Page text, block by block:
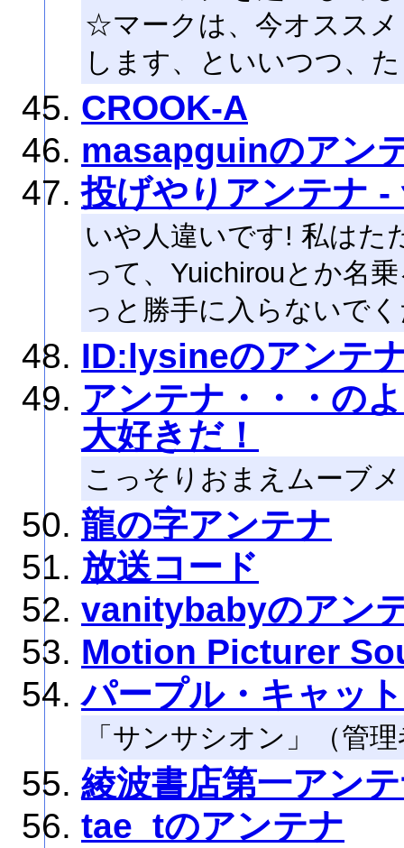
☆マークは、今オスス
します、といいつつ、
CROOK-A
masapguinのアン
投げやりアンテナ
いや人違いです! 私はた
って、Yuichirouとか名
っと勝手に入らないで
ID:lysineのアンテ
アンテナ・・・の
大好きだ！
こっそりおまえムーブ
龍の字アンテナ
放送コード
vanitybabyのアン
Motion Picturer
パープル・キャット
「サンサシオン」（管
綾波書店第一アン
tae_tのアンテナ